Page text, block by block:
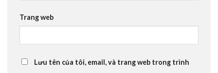
Trang web
Lưu tên của tôi, email, và trang web trong trình